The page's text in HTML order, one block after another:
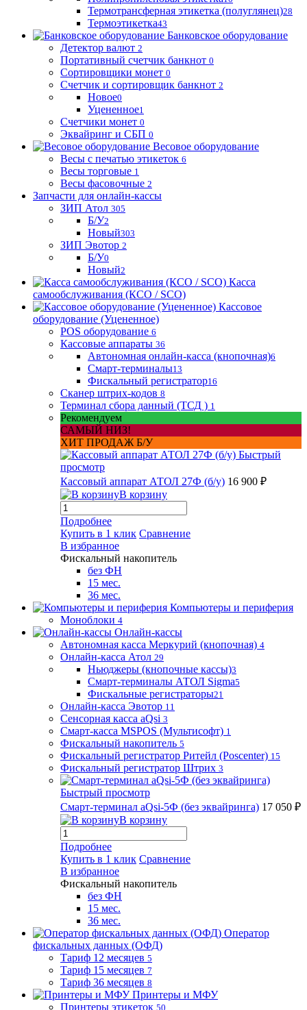
Термотрансферная этикетка (полуглянец)28
Термоэтикетка43
Банковское оборудование
Детектор валют 2
Портативный счетчик банкнот 0
Сортировщики монет 0
Счетчик и сортировщик банкнот 2
Новое0
Уцененное1
Счетчики монет 0
Эквайринг и СБП 0
Весовое оборудование
Весы с печатью этикеток 6
Весы торговые 1
Весы фасовочные 2
Запчасти для онлайн-кассы
ЗИП Атол 305
Б/У2
Новый303
ЗИП Эвотор 2
Б/У0
Новый2
Касса
самообслуживания (КСО / SCO)
Кассовое
оборудование (Уцененное)
POS оборудование 6
Кассовые аппараты 36
Автономная онлайн-касса (кнопочная)6
Смарт-терминалы13
Фискальный регистратор16
Сканер штрих-кодов 8
Терминал сбора данный (ТСД ) 1
Рекомендуем
САМЫЙ НИЗ!
ХИТ ПРОДАЖ Б/У
Быстрый
просмотр
Кассовый аппарат АТОЛ 27Ф (б/у) 16 900 ₽
В корзину
Подробнее
Купить в 1 клик Сравнение
В избранное
Фискальный накопитель
без ФН
15 мес.
36 мес.
Компьютеры и периферия
Моноблоки 4
Онлайн-кассы
Автономная касса Меркурий (кнопочная) 4
Онлайн-касса Атол 29
Ньюджеры (кнопочные кассы)3
Смарт-терминалы АТОЛ Sigma5
Фискальные регистраторы21
Онлайн-касса Эвотор 11
Сенсорная касса aQsi 3
Смарт-касса MSPOS (Мультисофт) 1
Фискальный накопитель 5
Фискальный регистратор Ритейл (Poscenter) 15
Фискальный регистратор Штрих 3
Быстрый просмотр
Смарт-терминал aQsi-5Ф (без эквайринга) 17 050 ₽
В корзину
Подробнее
Купить в 1 клик Сравнение
В избранное
Фискальный накопитель
без ФН
15 мес.
36 мес.
Оператор
фискальных данных (ОФД)
Тариф 12 месяцев 5
Тариф 15 месяцев 7
Тариф 36 месяцев 8
Принтеры и МФУ
Принтеры этикеток 50